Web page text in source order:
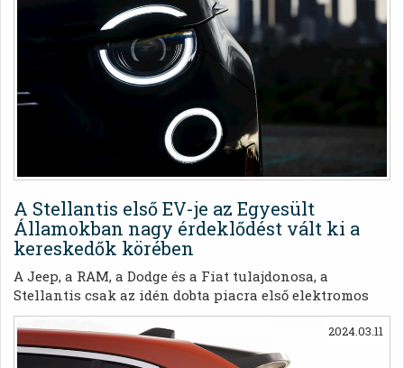
A Stellantis első EV-je az Egyesült
Államokban nagy érdeklődést vált ki a
kereskedők körében
A Jeep, a RAM, a Dodge és a Fiat tulajdonosa, a
Stellantis csak az idén dobta piacra első elektromos
személygépkocsiját az Egyesült Államokban. Az
elsőként megjelenő Fiat 500e már a szállításokat
megelőzően nagyon népszerű lett az új kereskedők
2024.03.11